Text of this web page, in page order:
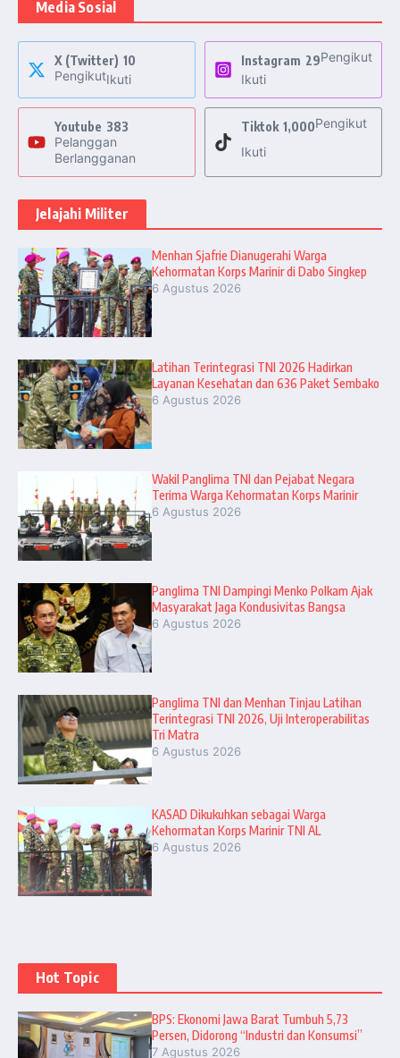
Media Sosial
X (Twitter) 10
PengikutIkuti
Instagram 29Pengikut
Ikuti
Youtube 383
Pelanggan
Berlangganan
Tiktok 1,000Pengikut
Ikuti
Jelajahi Militer
Menhan Sjafrie Dianugerahi Warga
Kehormatan Korps Marinir di Dabo Singkep
6 Agustus 2026
Latihan Terintegrasi TNI 2026 Hadirkan
Layanan Kesehatan dan 636 Paket Sembako
6 Agustus 2026
Wakil Panglima TNI dan Pejabat Negara
Terima Warga Kehormatan Korps Marinir
6 Agustus 2026
Panglima TNI Dampingi Menko Polkam Ajak
Masyarakat Jaga Kondusivitas Bangsa
6 Agustus 2026
Panglima TNI dan Menhan Tinjau Latihan
Terintegrasi TNI 2026, Uji Interoperabilitas
Tri Matra
6 Agustus 2026
KASAD Dikukuhkan sebagai Warga
Kehormatan Korps Marinir TNI AL
6 Agustus 2026
Hot Topic
BPS: Ekonomi Jawa Barat Tumbuh 5,73
Persen, Didorong “Industri dan Konsumsi”
7 Agustus 2026